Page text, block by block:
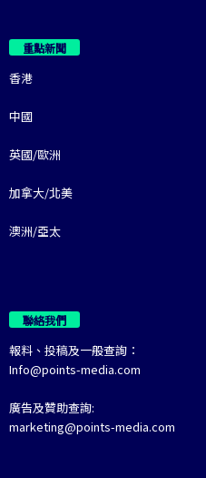
重點新聞
香港
中國
英國/歐洲
加拿大/北美
澳洲/亞太
聯絡我們
報料、投稿及一般查詢：
Info@points-media.com
廣告及贊助查詢:
marketing@points-media.com